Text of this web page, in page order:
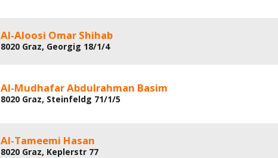
Al-Aloosi Omar Shihab
8020 Graz, Georgig 18/1/4
Al-Mudhafar Abdulrahman Basim
8020 Graz, Steinfeldg 71/1/5
Al-Tameemi Hasan
8020 Graz, Keplerstr 77